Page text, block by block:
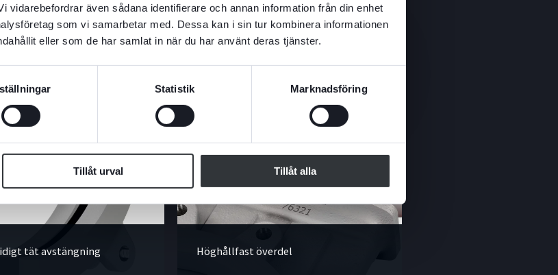
vidarebefordrar även sådana identifierare och annan information från din enhet
som vi samarbetar med. Dessa kan i sin tur kombinera informationen
eller som de har samlat in när du har använt deras tjänster.
Statistik Marknadsföring
Tillåt urval Tillåt alla
tät avstängning Höghållfast överdel